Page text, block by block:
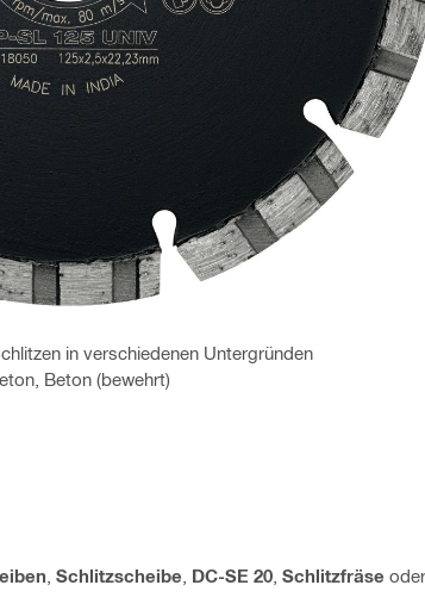
in verschiedenen Untergründen
Beton (bewehrt)
Schlitzscheibe DC-SE 20 Schlitzfräse oder